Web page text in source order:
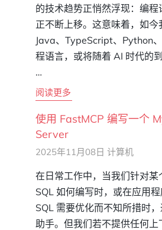
的技术趋势正悄然浮现：编程
正不断上移。这意味着，如今
Java、TypeScript、Python
程语言，或将随着 AI 时代的
…
阅读更多
使用 FastMCP 编写一个
Server
2025年11月08日 计算机
在日常工作中，当我们针对某
SQL 如何编写时，或在应用
SQL 需要优化而不知所措时
助手。但我们若不提供任何上